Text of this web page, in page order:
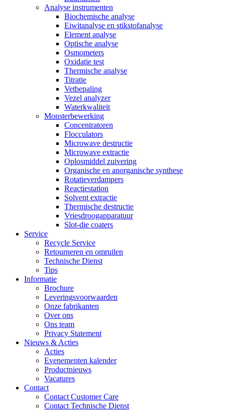
Analyse instrumenten
Biochemische analyse
Eiwitanalyse en stikstofanalyse
Element analyse
Optische analyse
Osmometers
Oxidatie test
Thermische analyse
Titratie
Vetbepaling
Vezel analyzer
Waterkwaliteit
Monsterbewerking
Concentratoren
Flocculators
Microwave destructie
Microwave extractie
Oplosmiddel zuivering
Organische en anorganische synthese
Rotatieverdampers
Reactiestation
Solvent extractie
Thermische destructie
Vriesdroogapparatuur
Slot-die coaters
Service
Recycle Service
Retourneren en omruilen
Technische Dienst
Tips
Informatie
Brochure
Leveringsvoorwaarden
Onze fabrikanten
Over ons
Ons team
Privacy Statement
Nieuws & Acties
Acties
Evenementen kalender
Productnieuws
Vacatures
Contact
Contact Customer Care
Contact Technische Dienst